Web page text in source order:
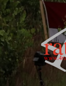
Skip
to
content